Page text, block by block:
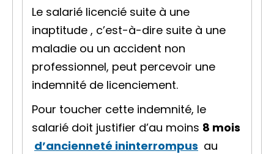
Le salarié licencié suite à une
inaptitude , c’est-à-dire suite à une
maladie ou un accident non
professionnel, peut percevoir une
indemnité de licenciement.
Pour toucher cette indemnité, le
salarié doit justifier d’au moins 8 mois
d’ancienneté ininterrompus au